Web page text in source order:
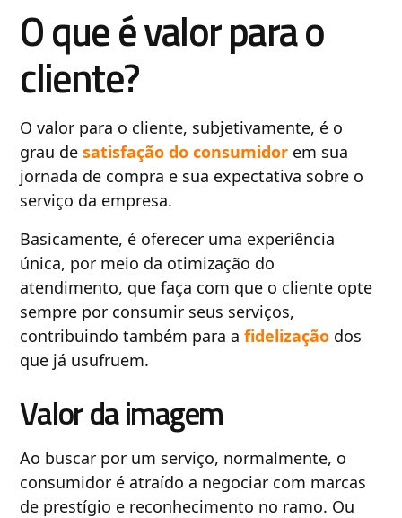
O que é valor para o
cliente?
O valor para o cliente, subjetivamente, é o
grau desatisfação do consumidor em sua
jornada de compra e sua expectativa sobre o
serviço da empresa.
Basicamente, é oferecer uma experiência
única, por meio da otimização do
atendimento, que faça com que o cliente opte
sempre por consumir seus serviços,
contribuindo também para afidelização dos
que já usufruem.
Valor da imagem
Ao buscar por um serviço, normalmente, o
consumidor é atraído a negociar com marcas
de prestígio e reconhecimento no ramo. Ou